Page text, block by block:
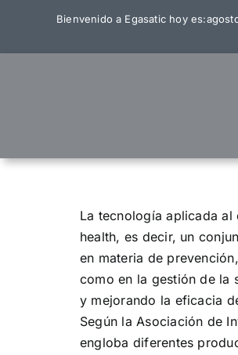
content
Bienvenido a Egasatic hoy
La tecnología aplicada
health, es decir, un
en materia de
como en la gestión de la
y mejorando la eficacia
Según la Asociación de
engloba diferentes